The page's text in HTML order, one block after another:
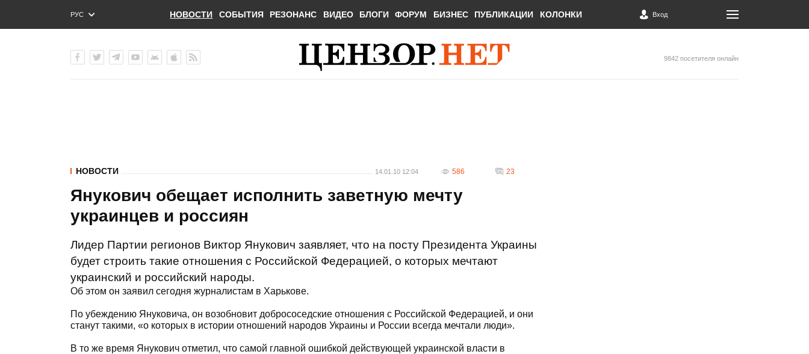
РУС
ENG
НОВОСТИ СОБЫТИЯ РЕЗОНАНС ВИДЕО БЛОГИ ФОРУМ БИЗНЕС ПУБЛИКАЦИИ КОЛОНКИ Вход
9842 посетителя онлайн
НОВОСТИ 14.01.10 12:04 586 23
Янукович обещает исполнить заветную мечту
украинцев и россиян
Лидер Партии регионов Виктор Янукович заявляет, что на посту Президента Украины
будет строить такие отношения с Российской Федерацией, о которых мечтают
украинский и российский народы.
Об этом он заявил сегодня журналистам в Харькове.
По убеждению Януковича, он возобновит добрососедские отношения с Российской Федерацией, и они
станут такими, «о которых в истории отношений народов Украины и России всегда мечтали люди».
В то же время Янукович отметил, что самой главной ошибкой действующей украинской власти в